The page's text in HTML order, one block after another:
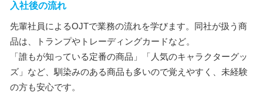
入社後の流れ
先輩社員によるOJTで業務の流れを学びます。同社が扱う商
品は、トランプやトレーディングカードなど。
「誰もが知っている定番の商品」「人気のキャラクターグッ
ズ」など、馴染みのある商品も多いので覚えやすく、未経験
の方も安心です。